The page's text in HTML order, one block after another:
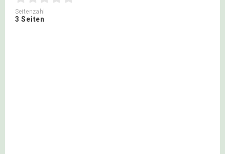
Seitenzahl
3 Seiten